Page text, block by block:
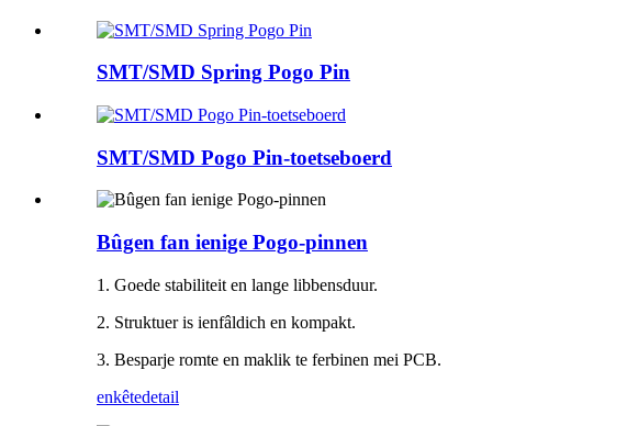
SMT/SMD Spring Pogo Pin
SMT/SMD Pogo Pin-toetseboerd
Bûgen fan ienige Pogo-pinnen
1. Goede stabiliteit en lange libbensduur.
2. Struktuer is ienfâldich en kompakt.
3. Besparje romte en maklik te ferbinen mei PCB.
enkêtedetail